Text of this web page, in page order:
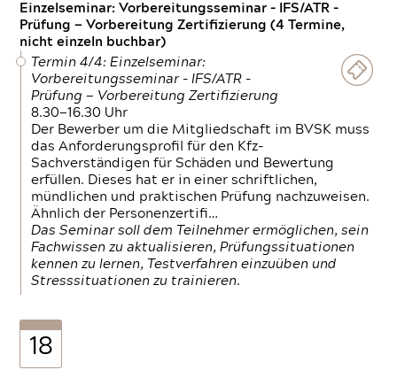
Einzelseminar: Vorbereitungsseminar - IFS/ATR -
Prüfung — Vorbereitung Zertifizierung (4 Termine,
nicht einzeln buchbar)
Termin 4/4: Einzelseminar:
Vorbereitungsseminar - IFS/ATR -
Prüfung — Vorbereitung Zertifizierung
8.30—16.30 Uhr
Der Bewerber um die Mitgliedschaft im BVSK muss
das Anforderungsprofil für den Kfz-
Sachverständigen für Schäden und Bewertung
erfüllen. Dieses hat er in einer schriftlichen,
mündlichen und praktischen Prüfung nachzuweisen.
Ähnlich der Personenzertifi…
Das Seminar soll dem Teilnehmer ermöglichen, sein
Fachwissen zu aktualisieren, Prüfungssituationen
kennen zu lernen, Testverfahren einzuüben und
Stresssituationen zu trainieren.
18